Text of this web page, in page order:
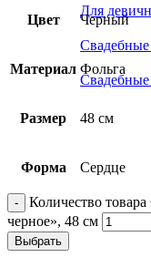
Для
Свадебные
Цвет Черный
Материал Фольга
Размер 48 см
Форма Сердце
Количество
черное», 48 см
Выбрать